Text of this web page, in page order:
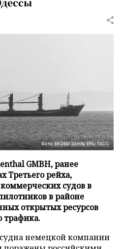
Фото: ERDEM SAHIN/EPA/ТАСС
GMBH, ранее
Третьего рейха,
судов в
в районе
открытых ресурсов
трафика.
немецкой компании